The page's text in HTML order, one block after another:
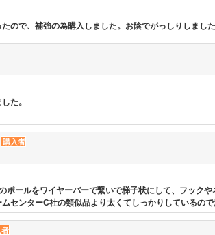
ので、補強の為購入しました。お陰でがっしりしました
た。
購入者
ールをワイヤーバーで繋いで梯子状にして、フック
センターC社の類似品より太くてしっかりしているので
者